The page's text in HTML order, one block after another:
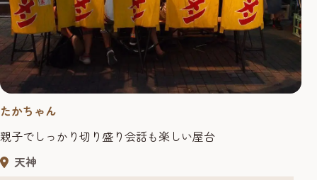
たかちゃん
親子でしっかり切り盛り会話も楽しい屋台
天神